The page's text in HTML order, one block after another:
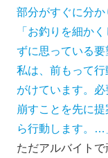
部分がすぐに分
「お釣りを細か
ずに思っている要
私は、前もって
がけています。
崩すことを先に
ら行動します。…
ただアルバイトで